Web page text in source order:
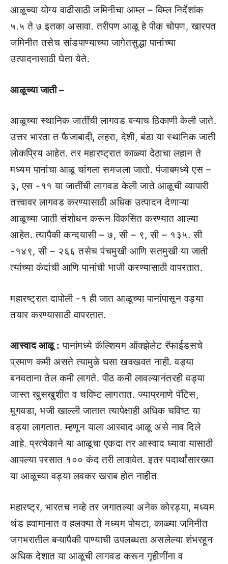
आळूच्या योग्य वाढीसाठी जमिनीचा आम्ल – विम्ल निर्देशांक
५.५ ते ७ इतका असावा. तरीपण आळू हे पीक चोपण, खारपत
जमिनीत तसेच सांडपाण्याच्या जागेतसुद्धा पानांच्या
उत्पादनासाठी घेता येते.
आळूच्या जाती –
आळूच्या स्थानिक जातींची लागवड बऱ्याच ठिकाणी केली जाते.
उत्तर भारता त फैजाबादी, लहरा, देशी, बंडा या स्थानिक जाती
लोकप्रिय आहेत. तर महारष्ट्रात काळ्या देठाचा लहान ते
मध्यम पानांचा आळू चांगला समजला जातो. पंजाबमध्ये एस –
३, एस -११ या जातींची लागवड केली जाते आळूची व्यापारी
तत्त्वावर लागवड करण्यासाठी अधिक उत्पादन देणाऱ्या
आळूच्या जाती संशोधन करून विकसित करण्यात आल्या
आहेत. त्यापैकी कन्दयासी – ७, सी – ९, सी – १३५. सी
-१४९, सी – २६६ तसेच पंचमुखी आणि सतमुखी या जाती
त्यांच्या कंदांची आणि पानांची भाजी करण्यासाठी वापरतात.
महारष्ट्रात दापोली -१ ही जात आळूच्या पानांपासून वड्या
तयार करण्यासाठी वापरतात.
आस्वाद आळू : पानांमध्ये कॅल्शियम ऑक्झेलेट रॅफाईडसचे
प्रमाण कमी असते त्यामुळे घसा खवखवत नाही. वड्या
बनवताना तेल कमी लागते. पीठ कमी लावल्यानंतरही वड्या
जास्त खुसखुशीत व चविष्ट लागतात. ज्याप्रमाणे पॅटिस,
मूगवडा, भजी खाल्ली जातात त्यापेक्षाही अधिक चविष्ट या
वड्या लागतात. म्हणून याला आस्वाद आळू असे नाव दिले
आहे. प्रत्येकाने या आळूचा एकदा तर आस्वाद घ्यावा यासाठी
आपल्या परसात १०० कंद तरी लावावेत. इतर पदार्थांसारख्या
या आळूच्या वड्या लवकर खराब होत नाहीत
महारष्ट्र, भारतच नव्हे तर जगातल्या अनेक कोरड्या, मध्यम
थंड हवामानात व हलक्या ते मध्यम पोयटा, काळ्या जमिनीत
जगभरातील बऱ्यापैकी पाण्याची उपलब्धता असलेल्या शंभरहून
अधिक देशात या आळूची लागवड करून गृहीणींना व